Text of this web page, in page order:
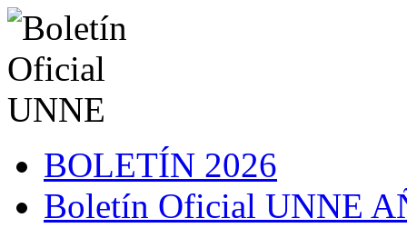
BOLETÍN 2026
Boletín Oficial UNNE